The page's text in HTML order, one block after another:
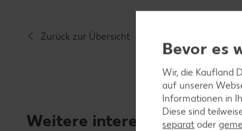
Zurück zur Übersicht
Weitere interessante
Bevor es
Wir, die Kaufland
auf unseren
Informationen in
Diese sind
separat oder